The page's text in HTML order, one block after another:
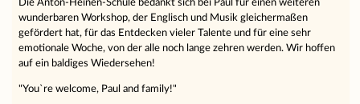
Die Anton-Heinen-Schule bedankt sich bei Paul für einen weiteren
wunderbaren Workshop, der Englisch und Musik gleichermaßen
gefördert hat, für das Entdecken vieler Talente und für eine sehr
emotionale Woche, von der alle noch lange zehren werden. Wir hoffen
auf ein baldiges Wiedersehen!
"You`re welcome, Paul and family!"